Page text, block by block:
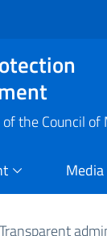
the Council
Transparent